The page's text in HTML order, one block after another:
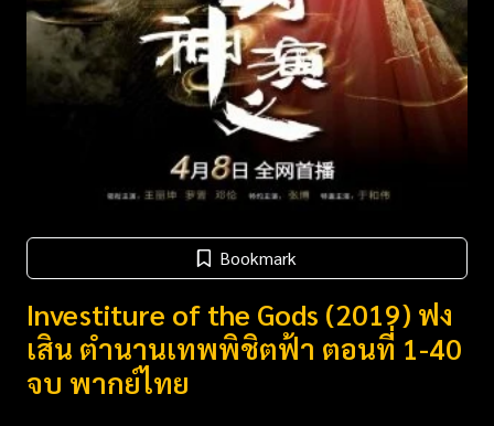
Bookmark
Investiture of the Gods (2019) ฟง
เสิน ตำนานเทพพิชิตฟ้า ตอนที่ 1-40
จบ พากย์ไทย